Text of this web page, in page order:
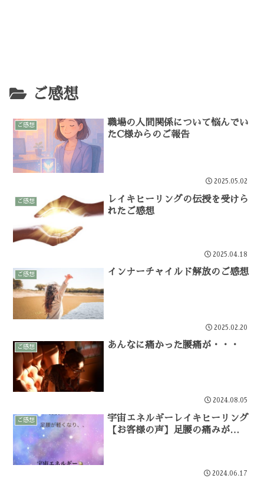
ご感想
ご感想
職場の人間関係について悩んでい
たC様からのご報告
2025.05.02
ご感想
レイキヒーリングの伝授を受けら
れたご感想
2025.04.18
ご感想 インナーチャイルド解放のご感想
2025.02.20
ご感想 あんなに痛かった腰痛が・・・
2024.08.05
ご感想
宇宙エネルギーレイキヒーリング
【お客様の声】足腰の痛みが…
2024.06.17